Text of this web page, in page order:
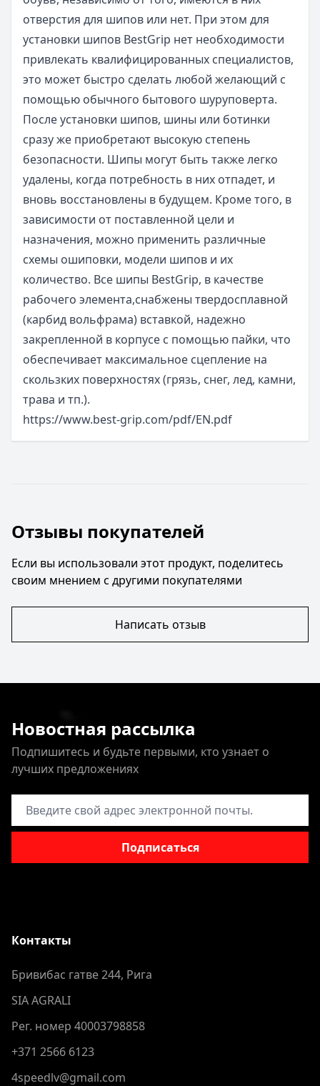
отверстия для шипов или нет. При этом для
установки шипов BestGrip нет необходимости
привлекать квалифицированных специалистов,
это может быстро сделать любой желающий с
помощью обычного бытового шуруповерта.
После установки шипов, шины или ботинки
сразу же приобретают высокую степень
безопасности. Шипы могут быть также легко
удалены, когда потребность в них отпадет, и
вновь восстановлены в будущем. Кроме того, в
зависимости от поставленной цели и
назначения, можно применить различные
схемы ошиповки, модели шипов и их
количество. Все шипы BestGrip, в качестве
рабочего элемента,снабжены твердосплавной
(карбид вольфрама) вставкой, надежно
закрепленной в корпусе с помощью пайки, что
обеспечивает максимальное сцепление на
скользких поверхностях (грязь, снег, лед, камни,
трава и тп.).
https://www.best-grip.com/pdf/EN.pdf
Отзывы покупателей
Если вы использовали этот продукт, поделитесь
своим мнением с другими покупателями
Написать отзыв
Новостная рассылка
Подпишитесь и будьте первыми, кто узнает о
лучших предложениях
Адрес электронной почты
Подписаться
Контакты
Бривибас гатве 244, Рига
SIA AGRALI
Рег. номер 40003798858
+371 2566 6123
4speedlv@gmail.com